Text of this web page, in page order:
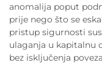
anomalija poput
prije nego što se
pristup sigurnosti
ulaganja u kapitalnu
bez isključenja